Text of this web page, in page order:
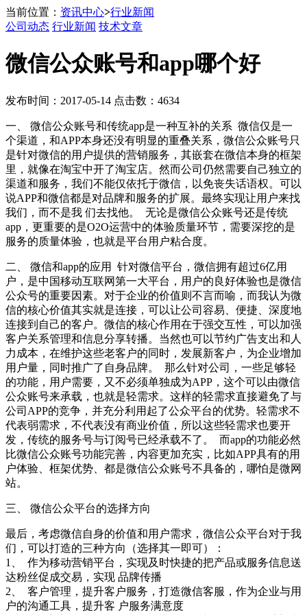
当前位置： 资讯中心>行业新闻
公司动态 行业新闻 技术文章
微信公众账号和app哪个好
发布时间：2017-05-14 点击数：4634
一、 微信公众账号和传统app是一种互补的关系 微信仅是一
个渠道，和APP本身还没有明显的重叠关系，微信公众账号只
是针对微信的用户提供的营销服务，其嵌套在微信本身的框架
里，就像在淘宝中开了淘宝店。然而公司仍然需要自己独立的
渠道和服务，我们不能仅依托于微信，以免丧失话语权。可以
说APP和微信都是对品牌和服务的扩展。最终实现让用户来找
我们，而不是我 们去找他。 无论是微信公众账号还是传统
app，更重要的是O2O运营中的体验质量环节，需要深挖的是
服务的质量体验，也就是平台用户粘合度。
二、 微信和app的应用 针对微信平台，微信拥有超过6亿用
户，是中国移动互联网第一大平台，用户的良好体验也是微信
公众号的重要因素。对于企业的价值则不言而喻，而我认为微
信的核心价值其实就是连接，可以让公司容易、便捷、深度地
连接到自己的客户。微信的核心作用在于强交互性，可以加强
客户关系管理和信息分享转播。当然也可以节约广告支出和人
力成本，在维护这些老客户的同时，发展新客户，为企业增加
用户量，同时推广了自身品牌。 那么针对公司，一些足够轻
的功能，用户需要，又不必须单独成为APP，这个可以由微信
公众账号来承载，也就是轻需求。这样的轻需求直接避免了与
公司APP的竞争，并充分利用起了公众平台的优势。轻需求不
代表弱需求，不代表没有商业价值，所以这些轻需求也要开
发，传统的服务号与订阅号已经承载不了。 而app的功能必然
比微信公众账号功能完善，内容更加充实，比如APP具有的用
户体验、框架优势、都是微信公众账号不具备的，哪怕是微网
站。
三、 微信公众平台的选择方向
最后，考虑微信自身的价值和用户需求，微信公众平台对于我
们，可以打造的三种方向（选择其一即可）：
1、 作为移动营销平台，实现及时快捷的把产品或服务信息送
达粉丝促成交易，实现 品牌传播
2、 客户管理，提升客户服务，打造微信客服，作为企业与用
户的沟通工具，提升客 户服务满意度